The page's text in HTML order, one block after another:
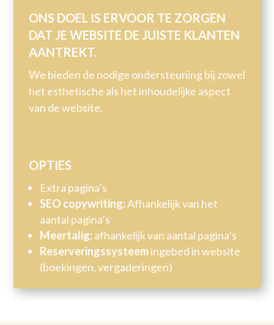
ONS DOEL IS ERVOOR TE ZORGEN
DAT JE WEBSITE DE JUISTE KLANTEN
AANTREKT.
We bieden de nodige ondersteuning bij zowel
het esthetische als het inhoudelijke aspect
van de website.
OPTIES
Extra pagina’s
SEO copywriting:Afhankelijk van het
aantal pagina’s
Meertalig:afhankelijk van aantal pagina’s
Reserveringssysteemingebed in website
(boekingen, vergaderingen)